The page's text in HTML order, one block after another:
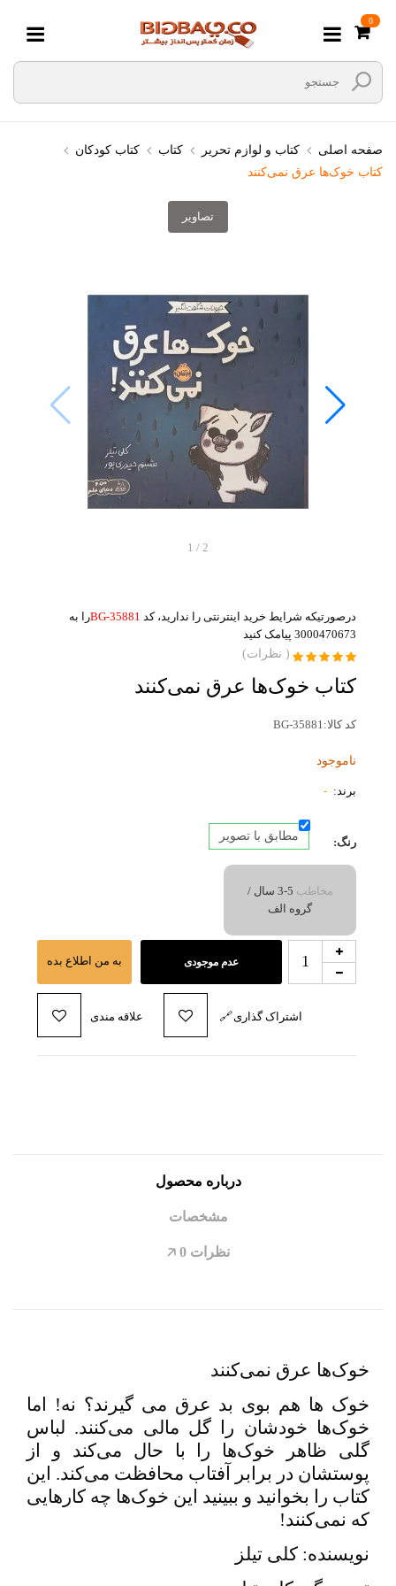
0
صفحه اصلی کتاب و لوازم تحریر کتاب
کتاب کودکان
کتاب خوک‌ها عرق نمی‌کنند
تصاویر
1 / 2
درصورتیکه شرایط خرید اینترنتی را ندارید، کد BG-35881را به
3000470673 پیامک کنید
( نظرات)
کتاب خوک‌ها عرق نمی‌کنند
کد کالا:BG-35881
ناموجود
برند: -
رنگ: مطابق با تصویر
مخاطب
5-3 سال /
گروه الف
عدم موجودی به من اطلاع بده
علاقه مندی 🔗 اشتراک گذاری
درباره محصول
مشخصات
نظرات0
🡥
خوک‌ها عرق نمی‌کنند
خوک ها هم بوی بد عرق می گیرند؟ نه! اما
خوک‌ها خودشان را گل مالی می‌کنند. لباس
گلی ظاهر خوک‌ها را با حال می‌کند و از
پوستشان در برابر آفتاب محافظت می‌کند. این
کتاب را بخوانید و ببینید این خوک‌ها چه کارهایی
که نمی‌کنند!
نویسنده: کلی تیلز